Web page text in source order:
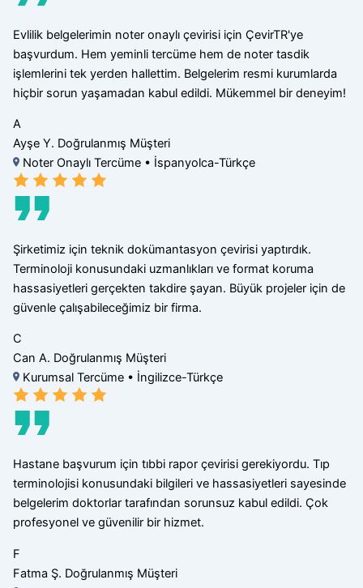
Evlilik belgelerimin noter onaylı çevirisi için ÇevirTR'ye
başvurdum. Hem yeminli tercüme hem de noter tasdik
işlemlerini tek yerden hallettim. Belgelerim resmi kurumlarda
hiçbir sorun yaşamadan kabul edildi. Mükemmel bir deneyim!
A
Ayşe Y. Doğrulanmış Müşteri
Noter Onaylı Tercüme • İspanyolca-Türkçe
Şirketimiz için teknik dokümantasyon çevirisi yaptırdık.
Terminoloji konusundaki uzmanlıkları ve format koruma
hassasiyetleri gerçekten takdire şayan. Büyük projeler için de
güvenle çalışabileceğimiz bir firma.
C
Can A. Doğrulanmış Müşteri
Kurumsal Tercüme • İngilizce-Türkçe
Hastane başvurum için tıbbi rapor çevirisi gerekiyordu. Tıp
terminolojisi konusundaki bilgileri ve hassasiyetleri sayesinde
belgelerim doktorlar tarafından sorunsuz kabul edildi. Çok
profesyonel ve güvenilir bir hizmet.
F
Fatma Ş. Doğrulanmış Müşteri